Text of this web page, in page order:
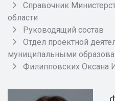
Справочник
области
Руководящий состав
Отдел проектной
муниципальными
Филипповских Оксана